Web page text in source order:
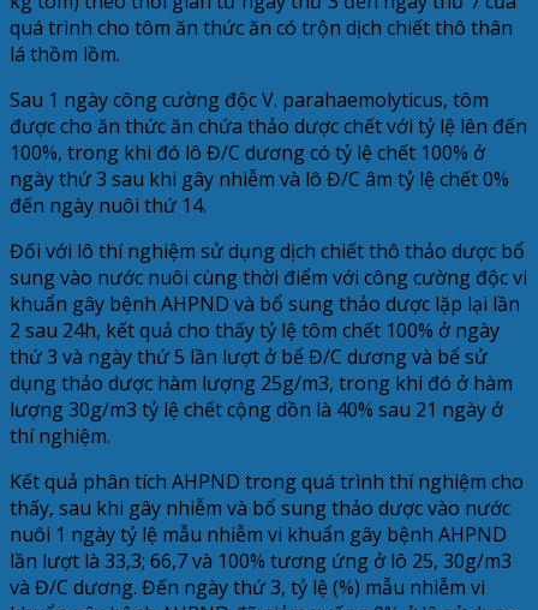
quá trình cho tôm ăn thức ăn có trộn dịch chiết thô thân
lá thồm lồm.
Sau 1 ngày công cường độc V. parahaemolyticus, tôm
được cho ăn thức ăn chứa thảo dược chết với tỷ lệ lên đến
100%, trong khi đó lô Đ/C dương có tỷ lệ chết 100% ở
ngày thứ 3 sau khi gây nhiễm và lô Đ/C âm tỷ lệ chết 0%
đến ngày nuôi thứ 14.
Đối với lô thí nghiệm sử dụng dịch chiết thô thảo dược bổ
sung vào nước nuôi cùng thời điểm với công cường độc vi
khuẩn gây bệnh AHPND và bổ sung thảo dược lặp lại lần
2 sau 24h, kết quả cho thấy tỷ lệ tôm chết 100% ở ngày
thứ 3 và ngày thứ 5 lần lượt ở bể Đ/C dương và bể sử
dụng thảo dược hàm lượng 25g/m3, trong khi đó ở hàm
lượng 30g/m3 tỷ lệ chết cộng dồn là 40% sau 21 ngày ở
thí nghiệm.
Kết quả phân tích AHPND trong quá trình thí nghiệm cho
thấy, sau khi gây nhiễm và bổ sung thảo dược vào nước
nuôi 1 ngày tỷ lệ mẫu nhiễm vi khuẩn gây bệnh AHPND
lần lượt là 33,3; 66,7 và 100% tương ứng ở lô 25, 30g/m3
và Đ/C dương. Đến ngày thứ 3, tỷ lệ (%) mẫu nhiễm vi